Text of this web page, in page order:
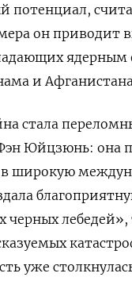
потенциал,
он приводит
ядерным
и
стала
Юйцзюнь: она
широкую
лебедей»,
уже